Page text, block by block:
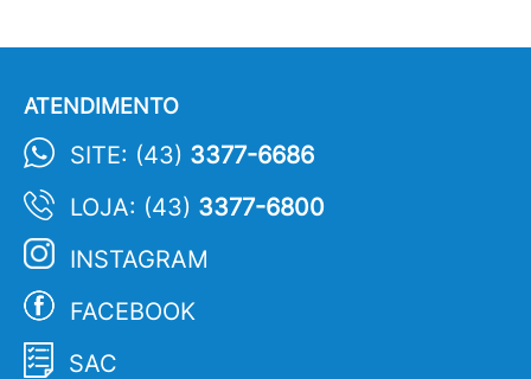
ATENDIMENTO
SITE: (43) 3377-6686
LOJA: (43) 3377-6800
INSTAGRAM
FACEBOOK
SAC